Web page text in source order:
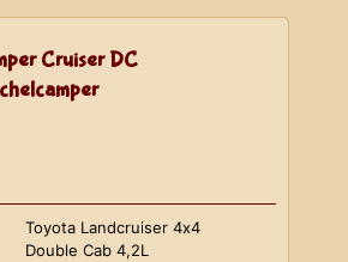
Cruiser DC
Toyota Landcruiser 4x4
Double Cab 4,2L